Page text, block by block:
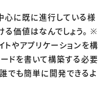
心に既に進行している様
る価値はなんでしょう。 ※
やアプリケーションを構
ドを書いて構築する必要
でも簡単に開発できるよ